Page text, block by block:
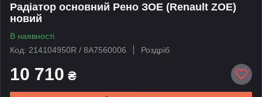
Радіатор основний Рено ЗОЕ (Renault ZOE)
новий
В наявності
Код: 214104950R / 8A7560006
Роздріб
10 710 ₴